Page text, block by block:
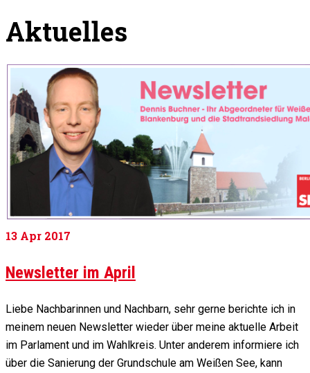
Aktuelles
13 Apr 2017
Newsletter im April
Liebe Nachbarinnen und Nachbarn, sehr gerne berichte ich in
meinem neuen Newsletter wieder über meine aktuelle Arbeit
im Parlament und im Wahlkreis. Unter anderem informiere ich
über die Sanierung der Grundschule am Weißen See, kann